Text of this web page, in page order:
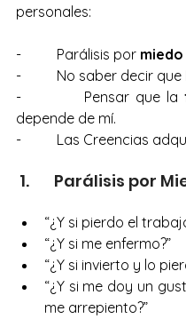
personales:
-          Parálisis por miedo
-          No saber decir que
-          Pensar que la
depende de mí.
-          Las Creencias
1.       Parálisis por
“¿Y si pierdo el
“¿Y si me enfermo?”
“¿Y si invierto y lo
“¿Y si me doy un
me arrepiento?”